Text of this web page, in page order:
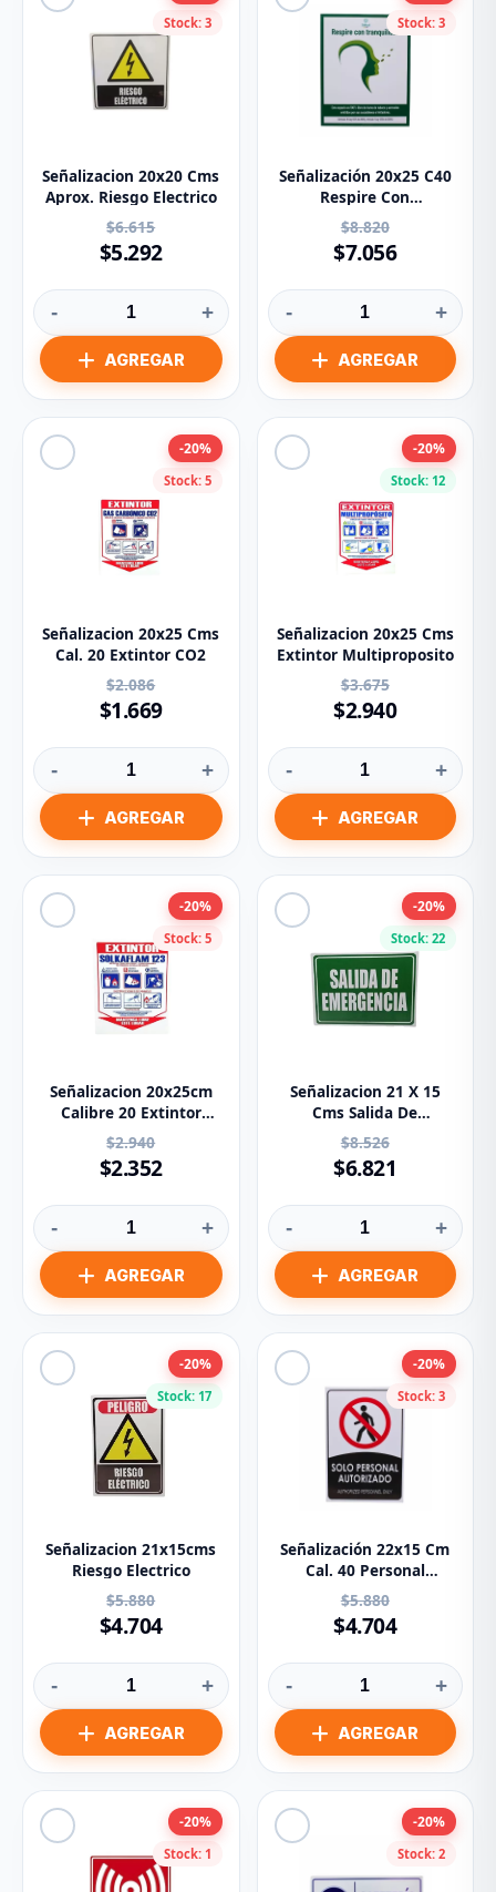
Stock: 3
Señalizacion 20x20 Cms
Aprox. Riesgo Electrico
$6.615
$5.292
- +
Stock: 3
Señalización 20x25 C40
Respire Con
Tranquilidad
$8.820
$7.056
- +
Stock: 5
-20%
Señalizacion 20x25 Cms
Cal. 20 Extintor CO2
$2.086
$1.669
- +
Stock: 12
-20%
Señalizacion 20x25 Cms
Extintor Multiproposito
$3.675
$2.940
- +
Stock: 5
-20%
Señalizacion 20x25cm
Calibre 20 Extintor
Solkafam
$2.940
$2.352
- +
Stock: 22
-20%
Señalizacion 21 X 15
Cms Salida De
Emergencia
$8.526
$6.821
- +
Stock: 17
-20%
Señalizacion 21x15cms
Riesgo Electrico
$5.880
$4.704
- +
Stock: 3
-20%
Señalización 22x15 Cm
Cal. 40 Personal
Autorizado
$5.880
$4.704
- +
Stock: 1
-20%
Stock: 2
-20%